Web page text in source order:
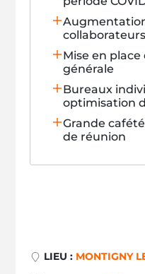
collaborateurs
Mise en
générale
Bureaux
optimisation
Grande
de réunion
LIEU : MONTIGNY